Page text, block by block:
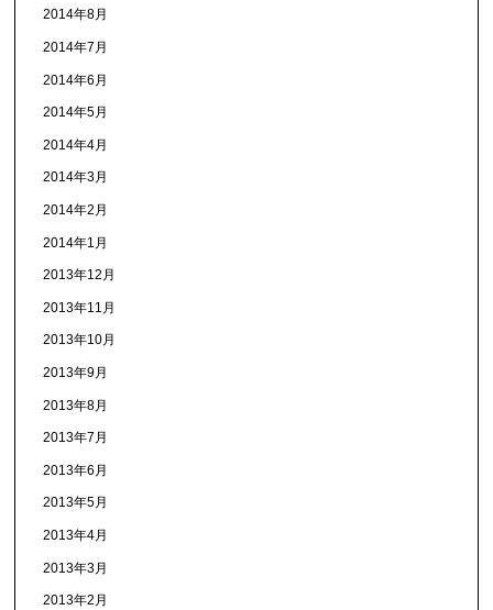
2014年8月
2014年7月
2014年6月
2014年5月
2014年4月
2014年3月
2014年2月
2014年1月
2013年12月
2013年11月
2013年10月
2013年9月
2013年8月
2013年7月
2013年6月
2013年5月
2013年4月
2013年3月
2013年2月